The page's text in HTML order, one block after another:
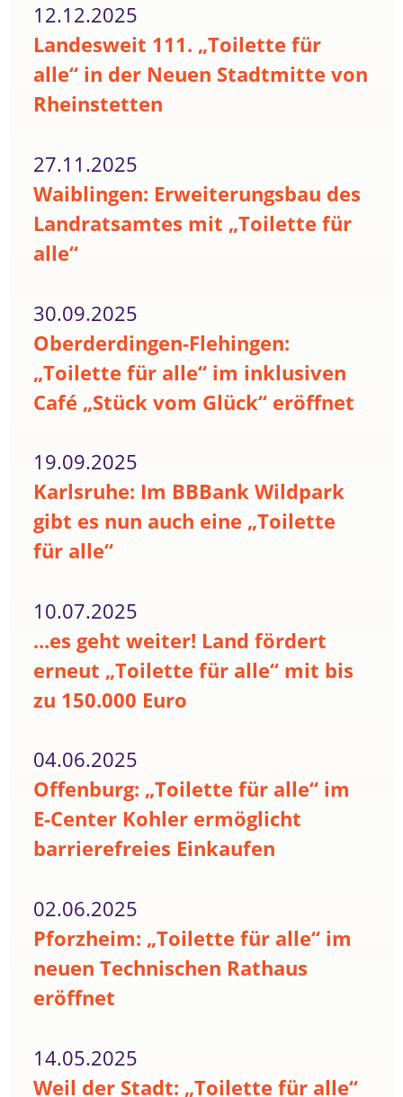
12.12.2025
Landesweit 111. „Toilette für
alle“ in der Neuen Stadtmitte von
Rheinstetten
27.11.2025
Waiblingen: Erweiterungsbau des
Landratsamtes mit „Toilette für
alle“
30.09.2025
Oberderdingen-Flehingen:
„Toilette für alle“ im inklusiven
Café „Stück vom Glück“ eröffnet
19.09.2025
Karlsruhe: Im BBBank Wildpark
gibt es nun auch eine „Toilette
für alle“
10.07.2025
...es geht weiter! Land fördert
erneut „Toilette für alle“ mit bis
zu 150.000 Euro
04.06.2025
Offenburg: „Toilette für alle“ im
E-Center Kohler ermöglicht
barrierefreies Einkaufen
02.06.2025
Pforzheim: „Toilette für alle“ im
neuen Technischen Rathaus
eröffnet
14.05.2025
Weil der Stadt: „Toilette für alle“